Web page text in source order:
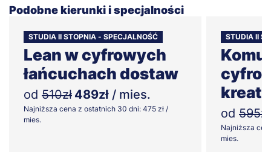
Podobne kierunki i specjalności
STUDIA II STOPNIA - SPECJALNOŚĆ
Lean w cyfrowych
łańcuchach dostaw
od 510zł 489zł / mies.
Najniższa cena z ostatnich 30 dni: 475 zł /
mies.
STUDIA II
od 595zł
Najniższa
mies.